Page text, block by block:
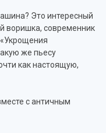
Это интересный
воришка, современник
же пьесу
как настоящую,
с античным